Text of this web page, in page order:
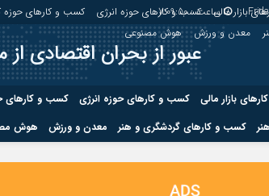
ساعت :7:09:51 بازار مالی کسب و کارهای حوزه انرژی کسب و کارهای حوزه
معدن و ورزش هوش مصنوعی
عبور از بحران اقتصادی
بازار مالی کسب و کارهای حوزه انرژی کسب و کارهای
کسب و کارهای گردشگری و هنر معدن و ورزش هوش
درباره ما